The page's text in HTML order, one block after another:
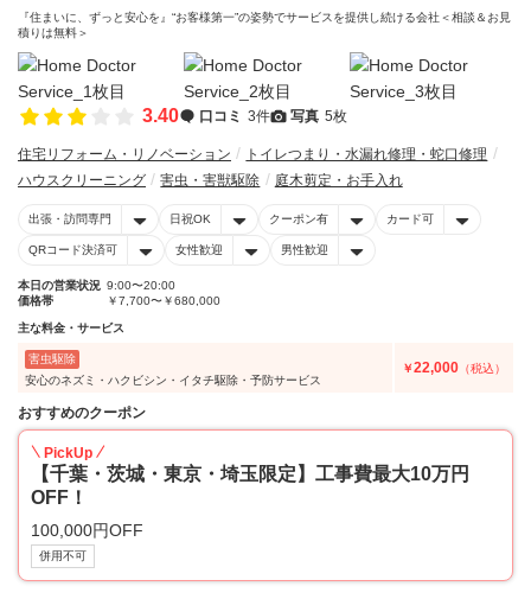
『住まいに、ずっと安心を』“お客様第一”の姿勢でサービスを提供し続ける会社＜相談＆お見
積りは無料＞
3.40 口コミ 3件 写真 5枚
住宅リフォーム・リノベーション
トイレつまり・水漏れ修理・蛇口修理
ハウスクリーニング
害虫・害獣駆除 庭木剪定・お手入れ
出張・訪問専門 日祝OK クーポン有 カード可
QRコード決済可 女性歓迎 男性歓迎
本日の営業状況 9:00〜20:00
価格帯
￥7,700〜￥680,000
主な料金・サービス
害虫駆除
安心のネズミ・ハクビシン・イタチ駆除・予防サービス
￥22,000 （税込）
おすすめのクーポン
PickUp
【千葉・茨城・東京・埼玉限定】工事費最大10万円
OFF！
100,000円OFF
併用不可